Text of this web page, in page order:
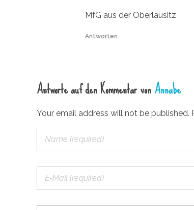
MfG aus der Oberlausitz
Antworten
Antworte auf den Kommentar vonAnnabe
Your email address will not be published.